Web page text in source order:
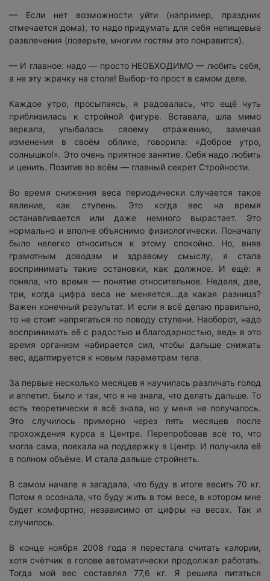
— Если нет возможности уйти (например, праздник
отмечается дома), то надо придумать для себя непищевые
развлечения (поверьте, многим гостям это понравится).
— И главное: надо — просто НЕОБХОДИМО — любить себя,
а не эту жрачку на столе! Выбор-то прост в самом деле.
Каждое утро, просыпаясь, я радовалась, что ещё чуть
приблизилась к стройной фигуре. Вставала, шла мимо
зеркала, улыбалась своему отражению, замечая
изменения в своём облике, говорила: «Доброе утро,
солнышко!». Это очень приятное занятие. Себя надо любить
и ценить. Позитив во всём — главный секрет Стройности.
Во время снижения веса периодически случается такое
явление, как ступень. Это когда вес на время
останавливается или даже немного вырастает. Это
нормально и вполне объяснимо физиологически. Поначалу
было нелегко относиться к этому спокойно. Но, вняв
грамотным доводам и здравому смыслу, я стала
воспринимать такие остановки, как должное. И ещё: я
поняла, что время — понятие относительное. Неделя, две,
три, когда цифра веса не меняется…да какая разница?
Важен конечный результат. И если я всё делаю правильно,
то не стоит напрягаться по поводу ступени. Наоборот, надо
воспринимать её с радостью и благодарностью, ведь в это
время организм набирается сил, чтобы дальше снижать
вес, адаптируется к новым параметрам тела.
За первые несколько месяцев я научилась различать голод
и аппетит. Было и так, что я не знала, что делать дальше. То
есть теоретически я всё знала, но у меня не получалось.
Это случилось примерно через пять месяцев после
прохождения курса в Центре. Перепробовав всё то, что
могла сама, поехала на поддержку в Центр. И получила её
в полном объёме. И стала дальше стройнеть.
В самом начале я загадала, что буду в итоге весить 70 кг.
Потом я осознала, что буду жить в том весе, в котором мне
будет комфортно, независимо от цифры на весах. Так и
случилось.
В конце ноября 2008 года я перестала считать калории,
хотя счётчик в голове автоматически продолжал работать.
Тогда мой вес составлял 77,6 кг. Я решила питаться